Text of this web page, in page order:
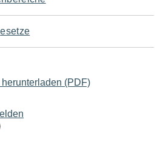
(PDF)